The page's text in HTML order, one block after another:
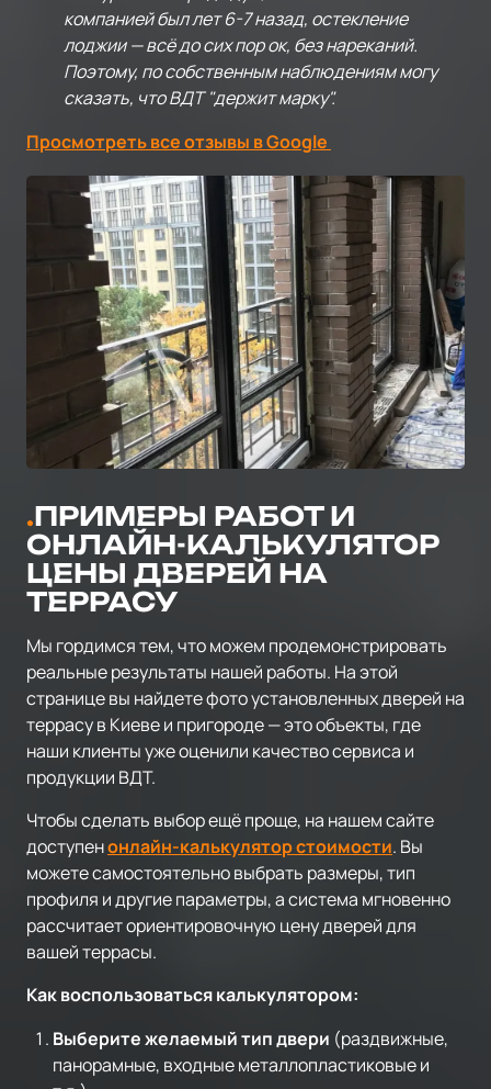
компанией был лет 6-7 назад, остекление
лоджии — всё до сих пор ок, без нареканий.
Поэтому, по собственным наблюдениям могу
сказать, что ВДТ "держит марку".
Просмотреть все отзывы в Google
ПРИМЕРЫ РАБОТ И
ОНЛАЙН-КАЛЬКУЛЯТОР
ЦЕНЫ ДВЕРЕЙ НА
ТЕРРАСУ
Мы гордимся тем, что можем продемонстрировать
реальные результаты нашей работы. На этой
странице вы найдете фото установленных дверей на
террасу в Киеве и пригороде — это объекты, где
наши клиенты уже оценили качество сервиса и
продукции ВДТ.
Чтобы сделать выбор ещё проще, на нашем сайте
доступенонлайн-калькулятор стоимости. Вы
можете самостоятельно выбрать размеры, тип
профиля и другие параметры, а система мгновенно
рассчитает ориентировочную цену дверей для
вашей террасы.
Как воспользоваться калькулятором:
Выберите желаемый тип двери (раздвижные,
панорамные, входные металлопластиковые и